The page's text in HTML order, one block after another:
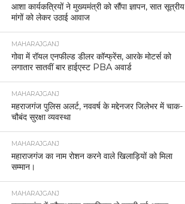
आशा कार्यकत्रियों ने मुख्यमंत्री को सौंपा ज्ञापन, सात सूत्रीय
मांगों को लेकर उठाई आवाज
MAHARAJGANJ
गोवा में रॉयल एनफील्ड डीलर कॉन्फ्रेंस, आरके मोटर्स को
लगातार सातवीं बार हाईएस्ट PBA अवार्ड
MAHARAJGANJ
महराजगंज पुलिस अलर्ट, नववर्ष के मद्देनजर जिलेभर में चाक-
चौबंद सुरक्षा व्यवस्था
MAHARAJGANJ
महाराजगंज का नाम रोशन करने वाले खिलाड़ियों को मिला
सम्मान।
MAHARAJGANJ